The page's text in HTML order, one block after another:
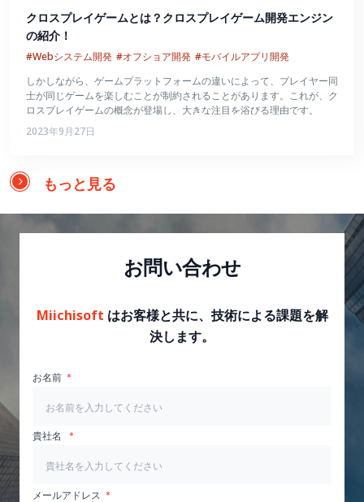
クロスプレイゲームとは？クロスプレイゲーム開発エンジン
の紹介！
#Webシステム開発 #オフショア開発 #モバイルアプリ開発
しかしながら、ゲームプラットフォームの違いによって、プレイヤー同
士が同じゲームを楽しむことが制約されることがあります。これが、ク
ロスプレイゲームの概念が登場し、大きな注目を浴びる理由です。
2023年9月27日
もっと見る
お問い合わせ
Miichisoft はお客様と共に、技術による課題を解
決します。
お名前
貴社名
メールアドレス